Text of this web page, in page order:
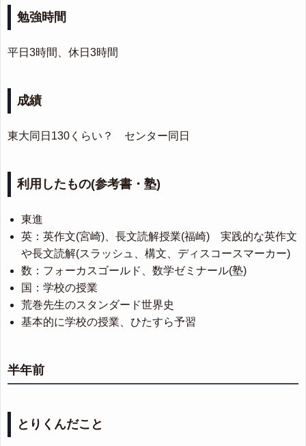
勉強時間
平日3時間、休日3時間
成績
東大同日130くらい？ センター同日
利用したもの(参考書・塾)
東進
英：英作文(宮崎)、長文読解授業(福崎) 実践的な英作文
や長文読解(スラッシュ、構文、ディスコースマーカー)
数：フォーカスゴールド、数学ゼミナール(塾)
国：学校の授業
荒巻先生のスタンダード世界史
基本的に学校の授業、ひたすら予習
半年前
とりくんだこと